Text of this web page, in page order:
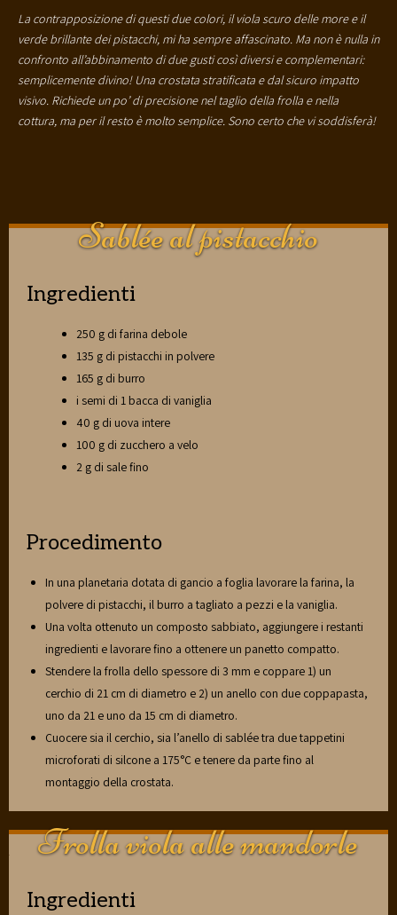
La contrapposizione di questi due colori, il viola scuro delle more e il
verde brillante dei pistacchi, mi ha sempre affascinato. Ma non è nulla in
confronto all’abbinamento di due gusti così diversi e complementari:
semplicemente divino! Una crostata stratificata e dal sicuro impatto
visivo. Richiede un po’ di precisione nel taglio della frolla e nella
cottura, ma per il resto è molto semplice. Sono certo che vi soddisferà!
Sablée al pistacchio
Ingredienti
250 g di farina debole
135 g di pistacchi in polvere
165 g di burro
i semi di 1 bacca di vaniglia
40 g di uova intere
100 g di zucchero a velo
2 g di sale fino
Procedimento
In una planetaria dotata di gancio a foglia lavorare la farina, la
polvere di pistacchi, il burro a tagliato a pezzi e la vaniglia.
Una volta ottenuto un composto sabbiato, aggiungere i restanti
ingredienti e lavorare fino a ottenere un panetto compatto.
Stendere la frolla dello spessore di 3 mm e coppare 1) un
cerchio di 21 cm di diametro e 2) un anello con due coppapasta,
uno da 21 e uno da 15 cm di diametro.
Cuocere sia il cerchio, sia l’anello di sablée tra due tappetini
microforati di silcone a 175°C e tenere da parte fino al
montaggio della crostata.
Frolla viola alle mandorle
Ingredienti